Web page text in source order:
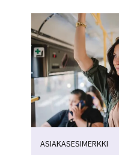
ASIAKASESIMERKKI